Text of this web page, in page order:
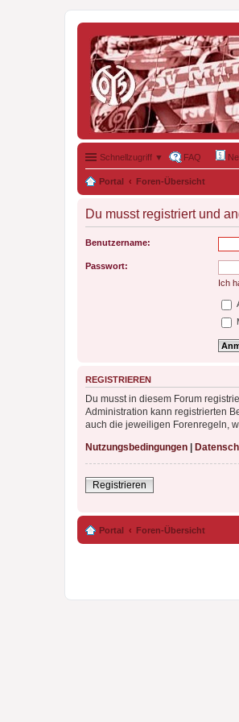
Schnellzugriff ▼ FAQ
Portal Foren-Übersicht
Du musst registriert und
Benutzername:
Passwort:
Ich
REGISTRIEREN
Du musst in diesem Forum
Administration kann registrierten
auch die jeweiligen Forenregeln,
Nutzungsbedingungen |
Registrieren
Portal Foren-Übersicht